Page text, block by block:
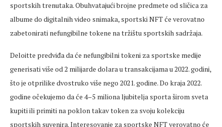
sportskih trenutaka. Obuhvatajući brojne predmete od sličica za
albume do digitalnih video snimaka, sportski NFT će verovatno
zabetonirati nefungibilne tokene na tržištu sportskih sadržaja.
Deloitte predviđa da će nefungibilni tokeni za sportske medije
generisati više od 2 milijarde dolara u transakcijama u 2022. godini,
što je otprilike dvostruko više nego 2021. godine. Do kraja 2022.
godine očekujemo da će 4–5 miliona ljubitelja sporta širom sveta
kupiti ili primiti na poklon takav token za svoju kolekciju
sportskih suvenira. Interesovanje za sportske NFT verovatno će